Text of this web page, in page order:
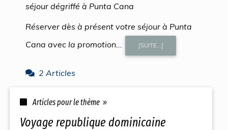
séjour dégriffé à Punta Cana
Réserver dès à présent votre séjour à Punta
Cana avec la promotion...
[SUITE...]
2 Articles
Articles pour le thème »
voyage republique dominicaine